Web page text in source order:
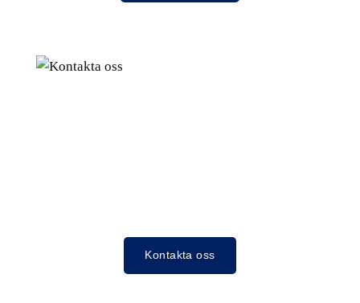
Kontakta oss